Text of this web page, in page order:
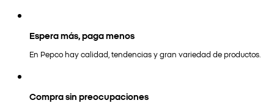
Espera más, paga menos
En Pepco hay calidad, tendencias y gran variedad de productos.
Compra sin preocupaciones